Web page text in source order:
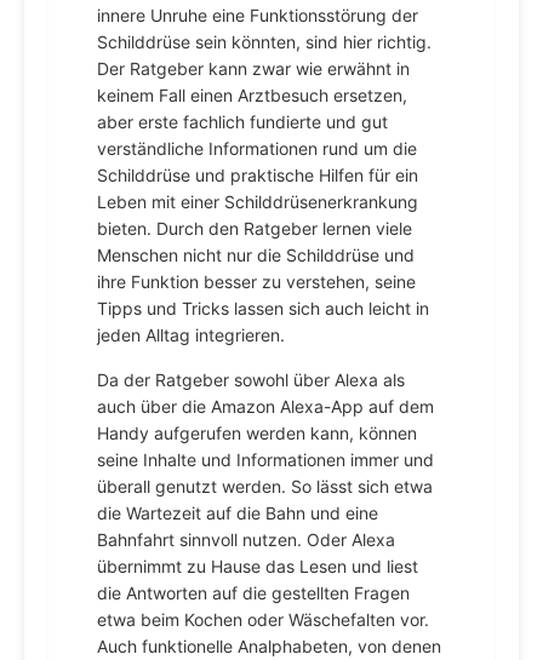
innere Unruhe eine Funktionsstörung der
Schilddrüse sein könnten, sind hier richtig.
Der Ratgeber kann zwar wie erwähnt in
keinem Fall einen Arztbesuch ersetzen,
aber erste fachlich fundierte und gut
verständliche Informationen rund um die
Schilddrüse und praktische Hilfen für ein
Leben mit einer Schilddrüsenerkrankung
bieten. Durch den Ratgeber lernen viele
Menschen nicht nur die Schilddrüse und
ihre Funktion besser zu verstehen, seine
Tipps und Tricks lassen sich auch leicht in
jeden Alltag integrieren.
Da der Ratgeber sowohl über Alexa als
auch über die Amazon Alexa-App auf dem
Handy aufgerufen werden kann, können
seine Inhalte und Informationen immer und
überall genutzt werden. So lässt sich etwa
die Wartezeit auf die Bahn und eine
Bahnfahrt sinnvoll nutzen. Oder Alexa
übernimmt zu Hause das Lesen und liest
die Antworten auf die gestellten Fragen
etwa beim Kochen oder Wäschefalten vor.
Auch funktionelle Analphabeten, von denen